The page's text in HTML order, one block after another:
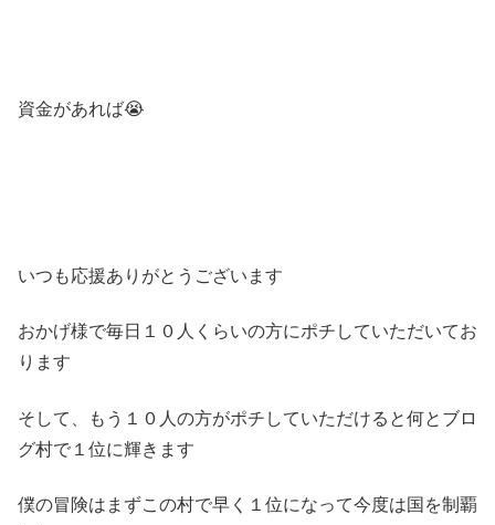
資金があれば😭
いつも応援ありがとうございます
おかげ様で毎日１０人くらいの方にポチしていただいてお
ります
そして、もう１０人の方がポチしていただけると何とブロ
グ村で１位に輝きます
僕の冒険はまずこの村で早く１位になって今度は国を制覇